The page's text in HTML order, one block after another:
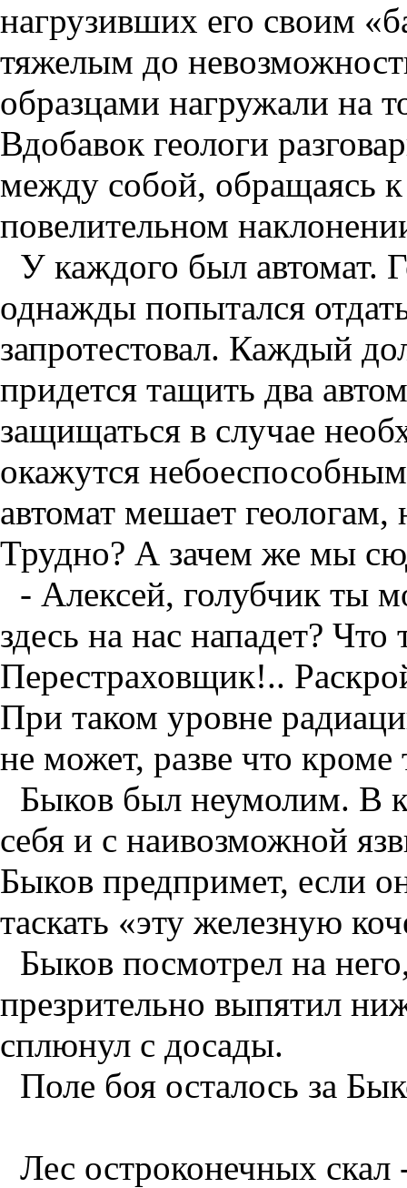
нагрузивших его своим
тяжелым до
образцами нагружали на
Вдобавок геологи
между собой, обращаясь
повелительном
У каждого был автомат.
однажды попытался
запротестовал. Каждый
придется тащить два
защищаться в случае
окажутся
автомат мешает
Трудно? А зачем же мы
- Алексей, голубчик ты
здесь на нас нападет?
Перестраховщик!..
При таком уровне
не может, разве что кроме
Быков был неумолим. В
себя и с наивозможной
Быков предпримет, если
таскать «эту железную
Быков посмотрел на
презрительно выпятил
сплюнул с досады.
Поле боя осталось за
Лес остроконечных